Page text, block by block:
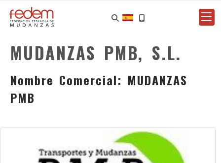
MUDANZAS PMB, S.L.
Nombre Comercial: MUDANZAS
PMB